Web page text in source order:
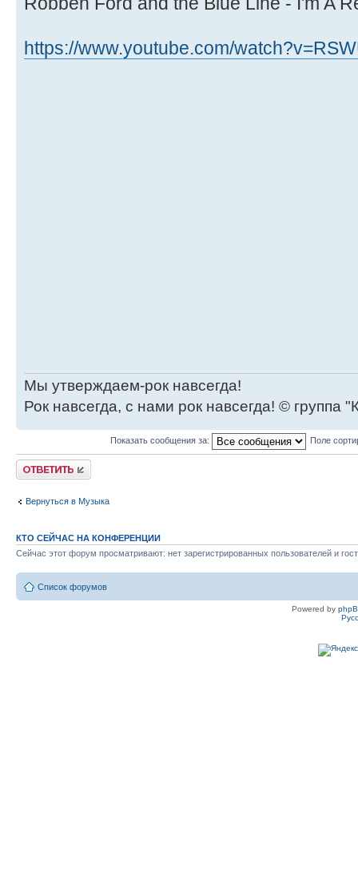
https://www.youtube.com/
Мы утверждаем-рок навсегда!
Рок навсегда, с нами рок навсегда! © группа
Показать сообщения за: Поле
Ответить
Вернуться в Музыка
КТО СЕЙЧАС НА КОНФЕРЕНЦИИ
Сейчас этот форум просматривают: нет зарегистрированных пользователей и
Список форумов
Powered by